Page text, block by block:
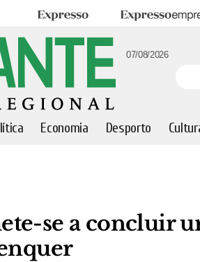
Expresso Expresso
07/08/2026
Economia Desporto
se a concluir